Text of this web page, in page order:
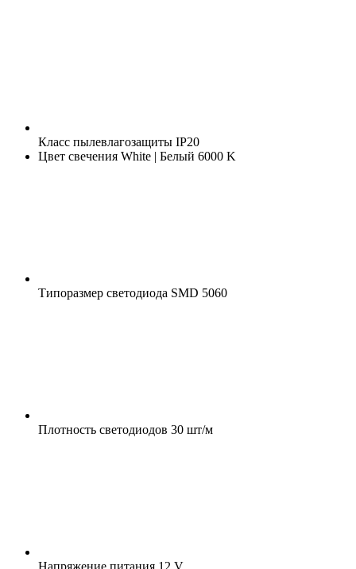
Класс пылевлагозащиты IP20
Цвет свечения White | Белый 6000 K
Типоразмер светодиода SMD 5060
Плотность светодиодов 30 шт/м
Напряжение питания 12 V